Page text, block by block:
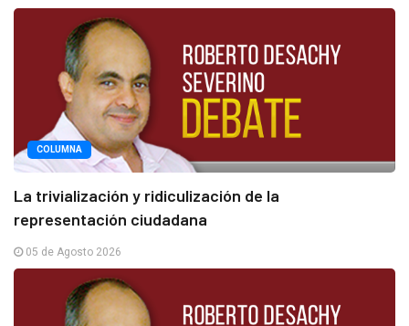
COLUMNA
La trivialización y ridiculización de la
representación ciudadana
05 de Agosto 2026